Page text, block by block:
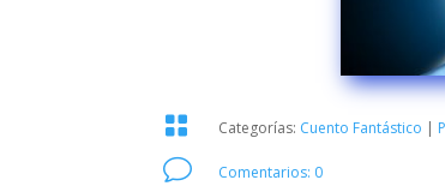
 Categorías: Cuento Fantástico |
v Comentarios: 0